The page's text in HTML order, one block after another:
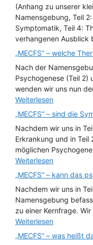
(Anhang zu unserer
Namensgebung, Teil
Symptomatik, Teil 4:
verhangenen Ausblick
„MECFS“ – welche
Nach der
Psychogenese (Teil 2)
wenden wir uns nun
Weiterlesen
„MECFS“ – sind die
Nachdem wir uns in
Erkrankung und in Teil
möglichen
Weiterlesen
„MECFS“ – kann das
Nachdem wir uns in
Namensgebung
zu einer Kernfrage.
Weiterlesen
„MECFS“ – was heißt